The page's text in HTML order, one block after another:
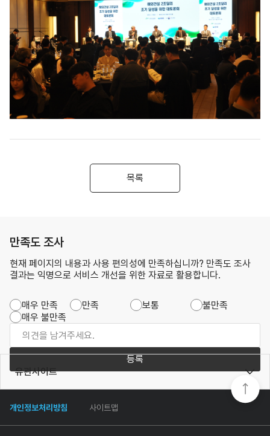
목록
만족도 조사
현재 페이지의 내용과 사용 편의성에 만족하십니까? 만족도 조사
결과는 익명으로 서비스 개선을 위한 자료로 활용합니다.
매우 만족 만족 보통
불만족
매우 불만족
등록
개인정보처리방침 사이트맵
유관사이트